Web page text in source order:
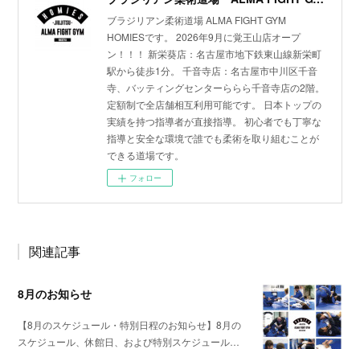
ブラジリアン柔術道場 ALMA FIGHT GYM
HOMIESです。 2026年9月に覚王山店オープ
ン！！！ 新栄葵店：名古屋市地下鉄東山線新栄町
駅から徒歩1分。 千音寺店：名古屋市中川区千音
寺、バッティングセンターららら千音寺店の2階。
定額制で全店舗相互利用可能です。 日本トップの
実績を持つ指導者が直接指導。 初心者でも丁寧な
指導と安全な環境で誰でも柔術を取り組むことが
できる道場です。
フォロー
関連記事
8月のお知らせ
【8月のスケジュール・特別日程のお知らせ】8月の
スケジュール、休館日、および特別スケジュール…